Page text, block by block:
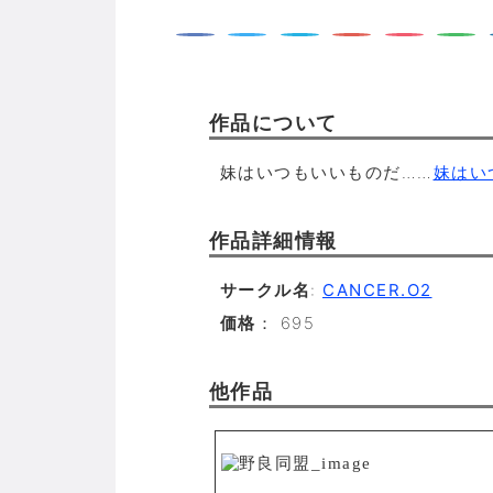
作品について
妹はいつもいいものだ…… 妹はい
作品詳細情報
サークル名: CANCER.O2
価格 ： 695
他作品